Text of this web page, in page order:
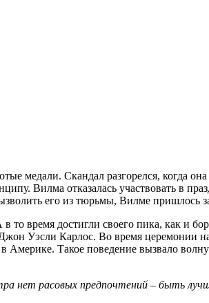
медали. Скандал разгорелся, когда
Вилма отказалась участвовать в
его из тюрьмы, Вилме пришлось
достигли своего пика, как и
Уэсли Карлос. Во время церемонии
Такое поведение вызвало
нет расовых предпочтений – быть